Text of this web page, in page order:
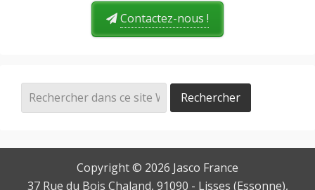
Contactez-nous !
Copyright © 2026 Jasco France
37 Rue du Bois Chaland, 91090 - Lisses (Essonne),